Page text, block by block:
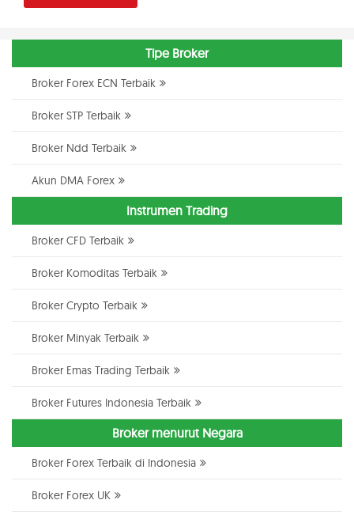
Tipe Broker
Broker Forex ECN Terbaik
Broker STP Terbaik
Broker Ndd Terbaik
Akun DMA Forex
Instrumen Trading
Broker CFD Terbaik
Broker Komoditas Terbaik
Broker Crypto Terbaik
Broker Minyak Terbaik
Broker Emas Trading Terbaik
Broker Futures Indonesia Terbaik
Broker menurut Negara
Broker Forex Terbaik di Indonesia
Broker Forex UK